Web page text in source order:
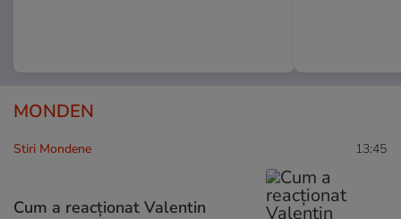
MONDEN
Stiri Mondene 13:45
Cum a reacționat Valentin